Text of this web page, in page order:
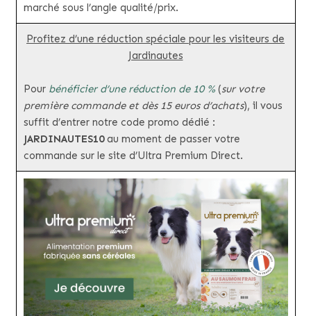
marché sous l’angle qualité/prix.
Profitez d’une réduction spéciale pour les visiteurs de
Jardinautes
Pour bénéficier d’une réduction de 10 %(sur votre
première commande et dès 15 euros d’achats), il vous
suffit d’entrer notre code promo dédié :
JARDINAUTES10au moment de passer votre
commande sur le site d’Ultra Premium Direct.